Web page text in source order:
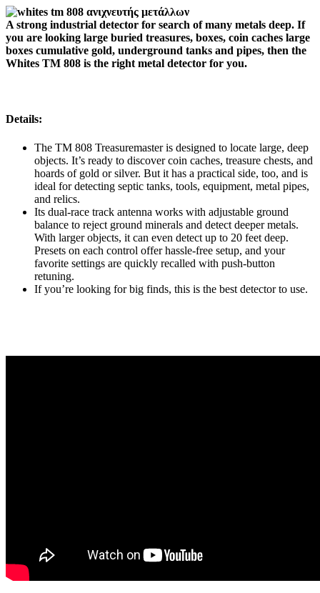
A strong industrial detector for search of many metals deep. If
you are looking large buried treasures, boxes, coin caches large
boxes cumulative gold, underground tanks and pipes, then the
Whites TM 808 is the right metal detector for you.
Details:
The TM 808 Treasuremaster is designed to locate large, deep
objects. It’s ready to discover coin caches, treasure chests, and
hoards of gold or silver. But it has a practical side, too, and is
ideal for detecting septic tanks, tools, equipment, metal pipes,
and relics.
Its dual-race track antenna works with adjustable ground
balance to reject ground minerals and detect deeper metals.
With larger objects, it can even detect up to 20 feet deep.
Presets on each control offer hassle-free setup, and your
favorite settings are quickly recalled with push-button
retuning.
If you’re looking for big finds, this is the best detector to use.